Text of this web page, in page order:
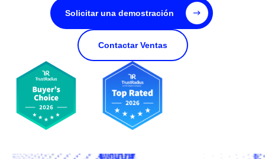
Solicitar una demostración
Contactar Ventas